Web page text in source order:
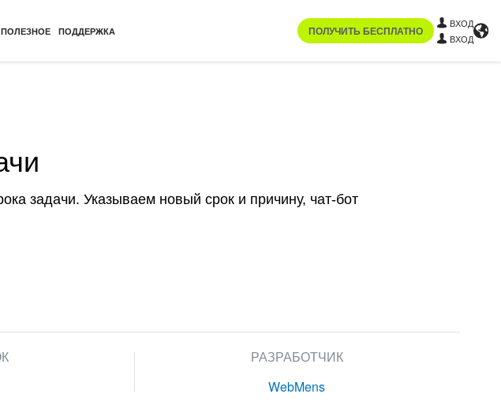
ПОЛЕЗНОЕ ПОДДЕРЖКА ПОЛУЧИТЬ БЕСПЛАТНО
ВХОД
ВХОД
задачи. Указываем новый срок и причину, чат-бот
РАЗРАБОТЧИК
WebMens